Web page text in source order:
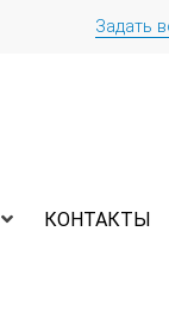
Задать
КОНТАКТЫ